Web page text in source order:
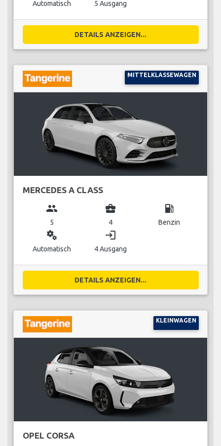
Automatisch 5 Ausgang
DETAILS ANZEIGEN...
MITTELKLASSEWAGEN
MERCEDES A CLASS
group
5
business_center
4
local_gas_station
Benzin
miscellaneous_services
Automatisch
login
4 Ausgang
DETAILS ANZEIGEN...
KLEINWAGEN
OPEL CORSA